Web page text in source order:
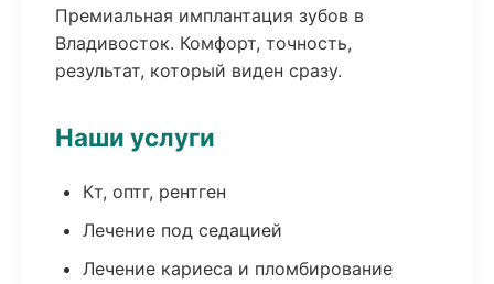
Премиальная имплантация зубов в
Владивосток. Комфорт, точность,
результат, который виден сразу.
Наши услуги
Кт, оптг, рентген
Лечение под седацией
Лечение кариеса и пломбирование